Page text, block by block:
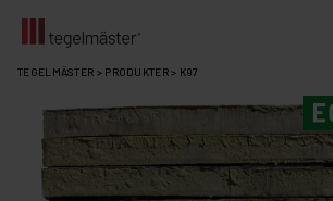
Fortsätt
innehållet
TEGELMÄSTER > PRODUKTER> K97